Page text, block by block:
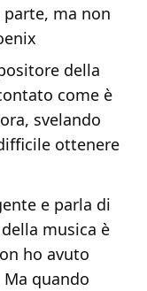
ma non
della
come è
svelando
ottenere
e parla di
musica è
ho avuto
quando